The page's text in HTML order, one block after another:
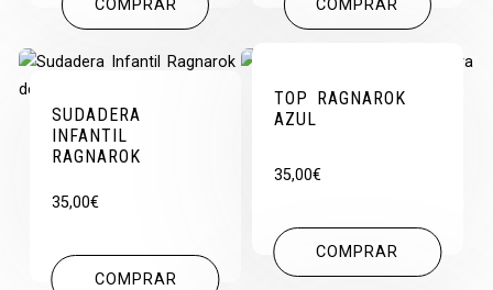
COMPRAR COMPRAR
SUDADERA
INFANTIL
RAGNAROK
35,00€
COMPRAR
TOP RAGNAROK
AZUL
35,00€
COMPRAR